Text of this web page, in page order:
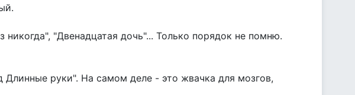
"Двенадцатая дочь"... Только порядок не помню.
руки". На самом деле - это жвачка для мозгов,